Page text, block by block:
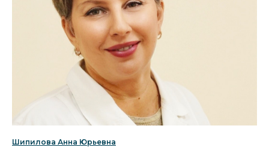
Шипилова Анна Юрьевна